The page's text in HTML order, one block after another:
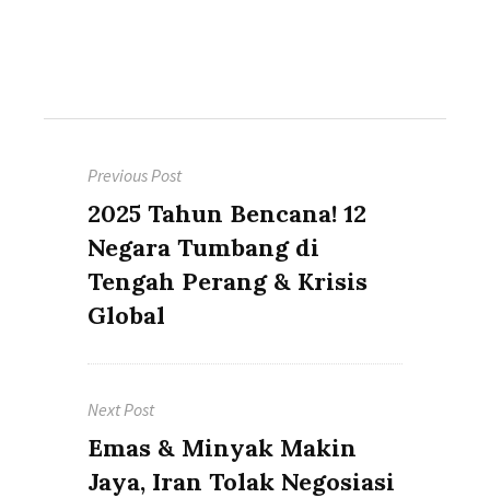
navigation
Previous Post
Previous
post:
2025 Tahun Bencana! 12
Negara Tumbang di
Tengah Perang & Krisis
Global
Next Post
Next
post:
Emas & Minyak Makin
Jaya, Iran Tolak Negosiasi